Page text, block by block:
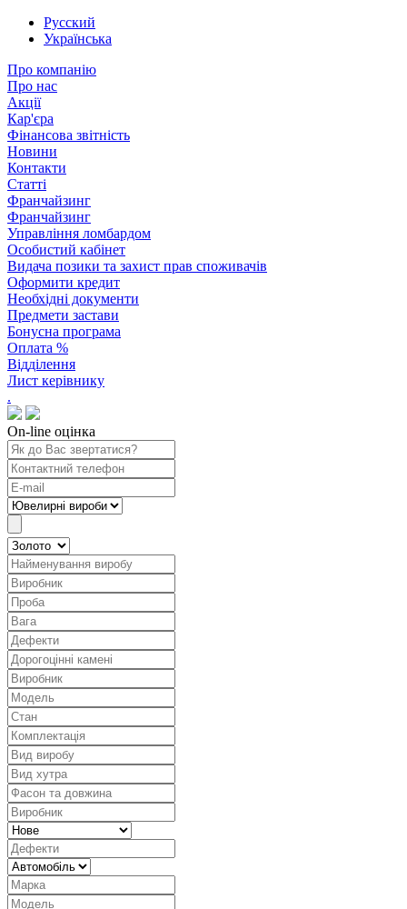
Русский
Українська
Про компанію
Про нас
Акції
Кар'єра
Фінансова звітність
Новини
Контакти
Статті
Франчайзинг
Франчайзинг
Управління ломбардом
Особистий кабінет
Видача позики та захист прав споживачів
Оформити кредит
Необхідні документи
Предмети застави
Бонусна програма
Оплата %
Відділення
Лист керівнику
.
On-line оцінка